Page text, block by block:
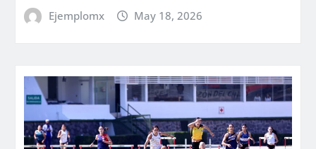
Ejemplomx May 18, 2026